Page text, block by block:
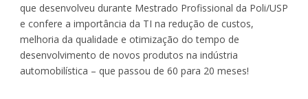
que desenvolveu durante Mestrado Profissional da Poli/USP
e confere a importância da TI na redução de custos,
melhoria da qualidade e otimização do tempo de
desenvolvimento de novos produtos na indústria
automobilística – que passou de 60 para 20 meses!